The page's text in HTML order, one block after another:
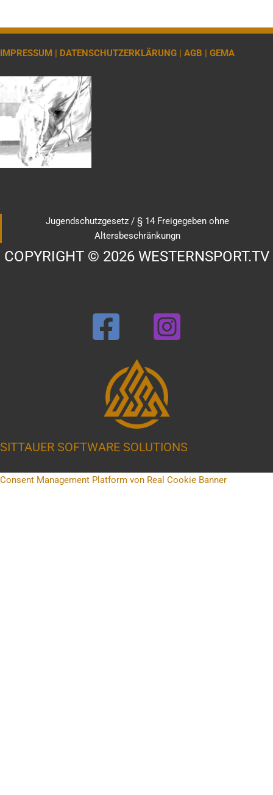
IMPRESSUM | DATENSCHUTZERKLÄRUNG | AGB | GEMA
Jugendschutzgesetz / § 14 Freigegeben ohne
Altersbeschränkungn
COPYRIGHT © 2026 WESTERNSPORT.TV
SITTAUER SOFTWARE SOLUTIONS
Consent Management Platform von Real Cookie Banner